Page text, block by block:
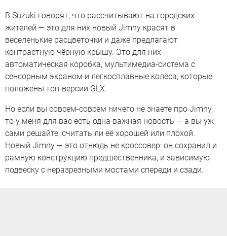
В Suzuki говорят, что рассчитывают на городских
жителей — это для них новый Jimny красят в
веселенькие расцветочки и даже предлагают
контрастную чёрную крышу. Это для них
автоматическая коробка, мультимедиа-система с
сенсорным экраном и легкосплавные колёса, которые
положены топ-версии GLX.
Но если вы совсем-совсем ничего не знаете про Jimny,
то у меня для вас есть одна важная новость — а вы уж
сами решайте, считать ли её хорошей или плохой.
Новый Jimny — это отнюдь не кроссовер: он сохранил и
рамную конструкцию предшественника, и зависимую
подвеску с неразрезными мостами спереди и сзади.